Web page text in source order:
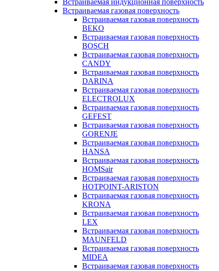
Встраиваемая индукционная поверхность
Встраиваемая газовая поверхность
Встраиваемая газовая поверхность
BEKO
Встраиваемая газовая поверхность
BOSCH
Встраиваемая газовая поверхность
CANDY
Встраиваемая газовая поверхность
DARINA
Встраиваемая газовая поверхность
ELECTROLUX
Встраиваемая газовая поверхность
GEFEST
Встраиваемая газовая поверхность
GORENJE
Встраиваемая газовая поверхность
HANSA
Встраиваемая газовая поверхность
HOMSair
Встраиваемая газовая поверхность
HOTPOINT-ARISTON
Встраиваемая газовая поверхность
KRONA
Встраиваемая газовая поверхность
LEX
Встраиваемая газовая поверхность
MAUNFELD
Встраиваемая газовая поверхность
MIDEA
Встраиваемая газовая поверхность